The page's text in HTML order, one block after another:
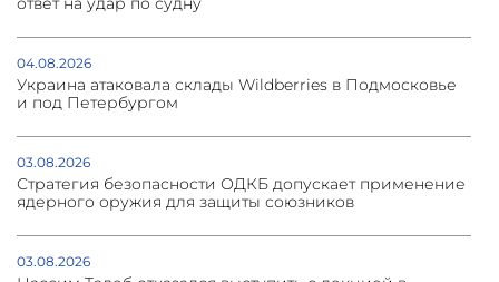
04.08.2026
Украина атаковала склады Wildberries в Подмосковье
и под Петербургом
03.08.2026
Стратегия безопасности ОДКБ допускает применение
ядерного оружия для защиты союзников
03.08.2026